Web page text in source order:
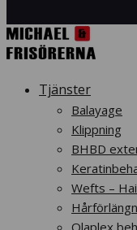
Tjänster
Balayage
Klippning
BHBD
Wefts –
Olaplex